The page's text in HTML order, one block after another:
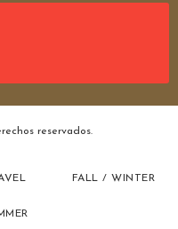
reservados.
FALL / WINTER